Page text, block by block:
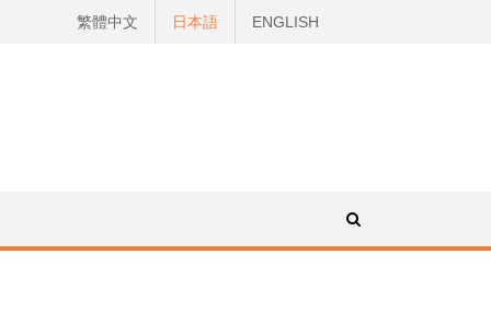
繁體中文 日本語 ENGLISH